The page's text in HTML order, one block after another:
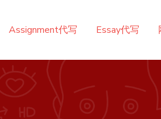
Assignment代写 Essay代写